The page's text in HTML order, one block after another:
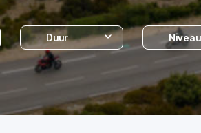
Duur Niveau